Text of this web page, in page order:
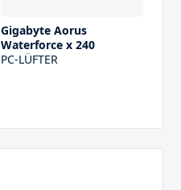
Gigabyte Aorus
Waterforce x 240
PC-LÜFTER